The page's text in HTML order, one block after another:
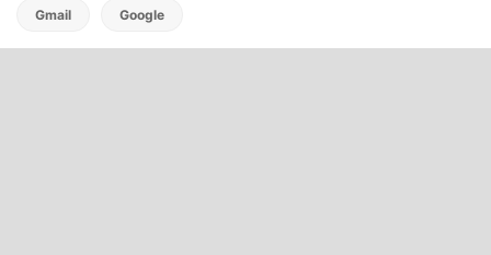
Gmail Google